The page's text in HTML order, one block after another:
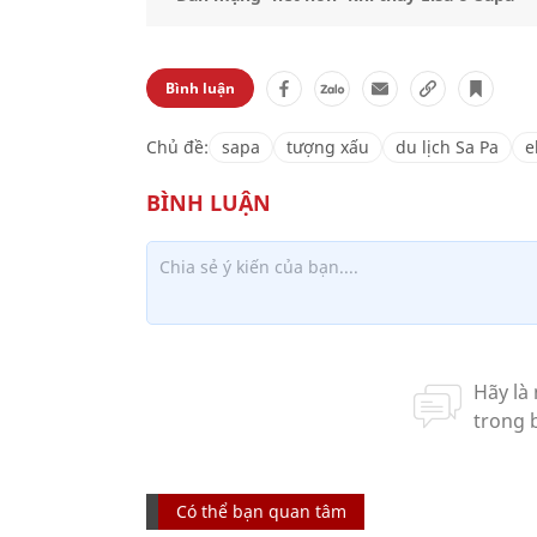
Bình luận
Chủ đề: sapa tượng xấu du lịch Sa Pa
Có thể bạn quan tâm